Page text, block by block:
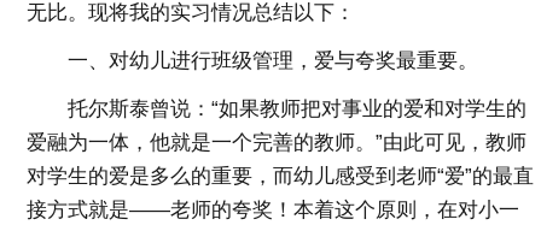
无比。现将我的实习情况总结以下：
一、对幼儿进行班级管理，爱与夸奖最重要。
托尔斯泰曾说：“如果教师把对事业的爱和对学生的
爱融为一体，他就是一个完善的教师。”由此可见，教师
对学生的爱是多么的重要，而幼儿感受到老师“爱”的最直
接方式就是——老师的夸奖！本着这个原则，在对小一